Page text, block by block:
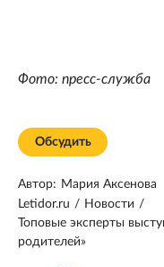
Фото: пресс-служба
Обсудить
Автор: Мария Аксенова
Letidor.ru / Новости /
Топовые эксперты
родителей»